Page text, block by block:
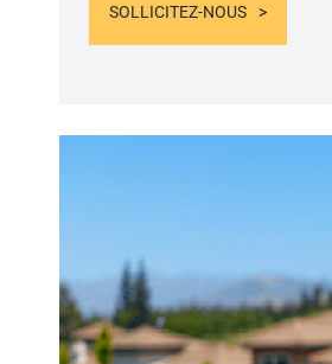
SOLLICITEZ-NOUS